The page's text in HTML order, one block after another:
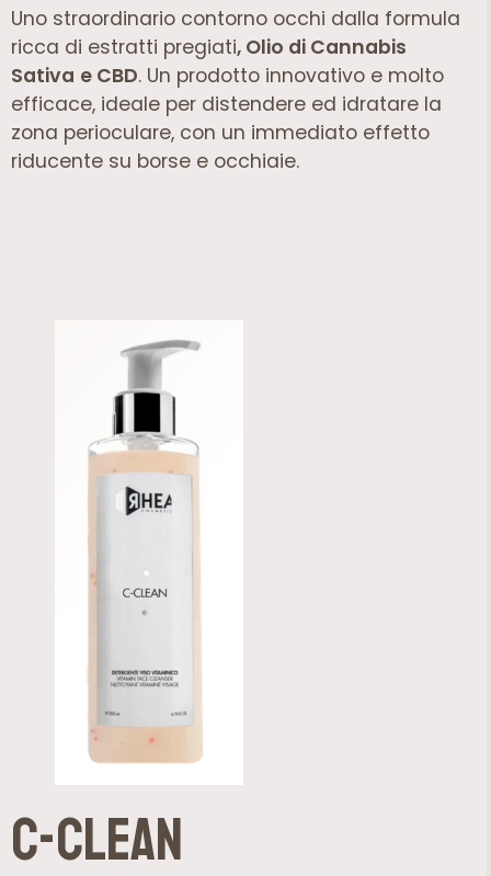
Uno straordinario contorno occhi dalla formula
ricca di estratti pregiati, Olio di Cannabis
Sativa e CBD. Un prodotto innovativo e molto
efficace, ideale per distendere ed idratare la
zona perioculare, con un immediato effetto
riducente su borse e occhiaie.
C-Clean